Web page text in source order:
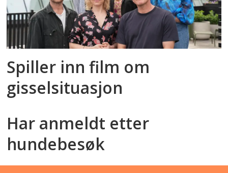
Spiller inn film om
gisselsituasjon
Har anmeldt etter
hundebesøk